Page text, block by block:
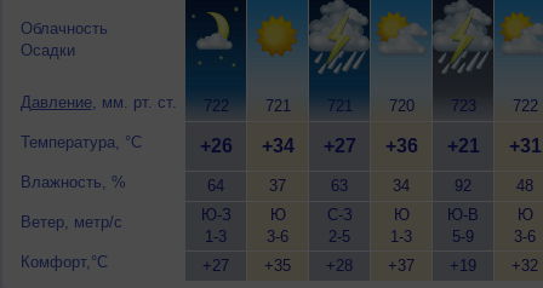
Облачность
Осадки
Давление, мм. рт. ст.
Температура, °C
Влажность, %
Ветер, метр/с
Комфорт,°C
722
+26
64
Ю-З
1-3
+27
721
+34
37
Ю
3-6
+35
721
+27
63
С-З
2-5
+28
720
+36
34
Ю
1-3
+37
723
+21
92
Ю-В
5-9
+19
722
+31
48
Ю
3-6
+32